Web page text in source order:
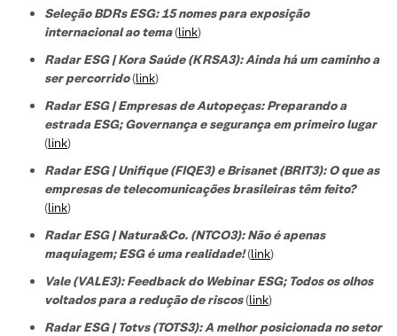
Seleção BDRs ESG​: 15 nomes para exposição
internacional ao tema(link)
Radar ESG | Kora Saúde (KRSA3): Ainda há um caminho a
ser percorrido(link)
Radar ESG | Empresas de Autopeças: Preparando a
estrada ESG; Governança e segurança em primeiro lugar
(link)
Radar ESG | Unifique (FIQE3) e Brisanet (BRIT3): O que as
empresas de telecomunicações brasileiras têm feito?
(link)
Radar ESG | Natura&Co. (NTCO3): Não é apenas
maquiagem; ESG é uma realidade!(link)
Vale (VALE3): Feedback do Webinar ESG; Todos os olhos
voltados para a redução de riscos(link)
Radar ESG | Totvs (TOTS3): A melhor posicionada no setor